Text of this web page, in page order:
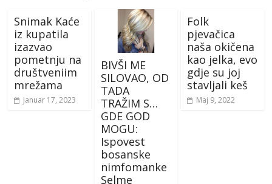
Snimak Kaće
iz kupatila
izazvao
pometnju na
društveniim
mrežama
Januar 17, 2023
BIVŠI ME
SILOVAO, OD
TADA
TRAŽIM S…
GDE GOD
MOGU:
Ispovest
bosanske
nimfomanke
Selme
Folk
pjevačica
naša okičena
kao jelka, evo
gdje su joj
stavljali keš
Maj 9, 2022